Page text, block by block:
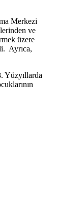
Merkezi
ve
üzere
Ayrıca,
Yüzyıllarda